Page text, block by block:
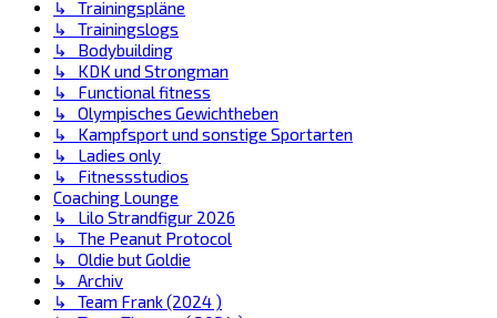
↳ Trainingspläne
↳ Trainingslogs
↳ Bodybuilding
↳ KDK und Strongman
↳ Functional fitness
↳ Olympisches Gewichtheben
↳ Kampfsport und sonstige Sportarten
↳ Ladies only
↳ Fitnessstudios
Coaching Lounge
↳ Lilo Strandfigur 2026
↳ The Peanut Protocol
↳ Oldie but Goldie
↳ Archiv
↳ Team Frank (2024 )